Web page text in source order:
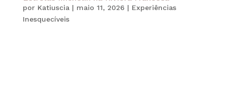
por Katiuscia| maio 11, 2026 | Experiências
Inesquecíveis